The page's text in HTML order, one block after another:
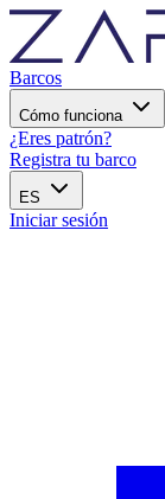
Barcos
Cómo funciona
¿Eres patrón?
Registra tu barco
ES
Iniciar sesión